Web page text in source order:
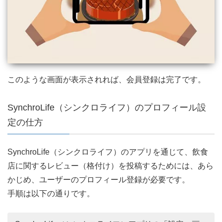
このような画面が表示されれば、会員登録は完了です。
SynchroLife（シンクロライフ）のプロフィール設
定の仕方
SynchroLife（シンクロライフ）のアプリを通じて、飲食
店に関するレビュー（格付け）を投稿するためには、あら
かじめ、ユーザーのプロフィール登録が必要です。
手順は以下の通りです。